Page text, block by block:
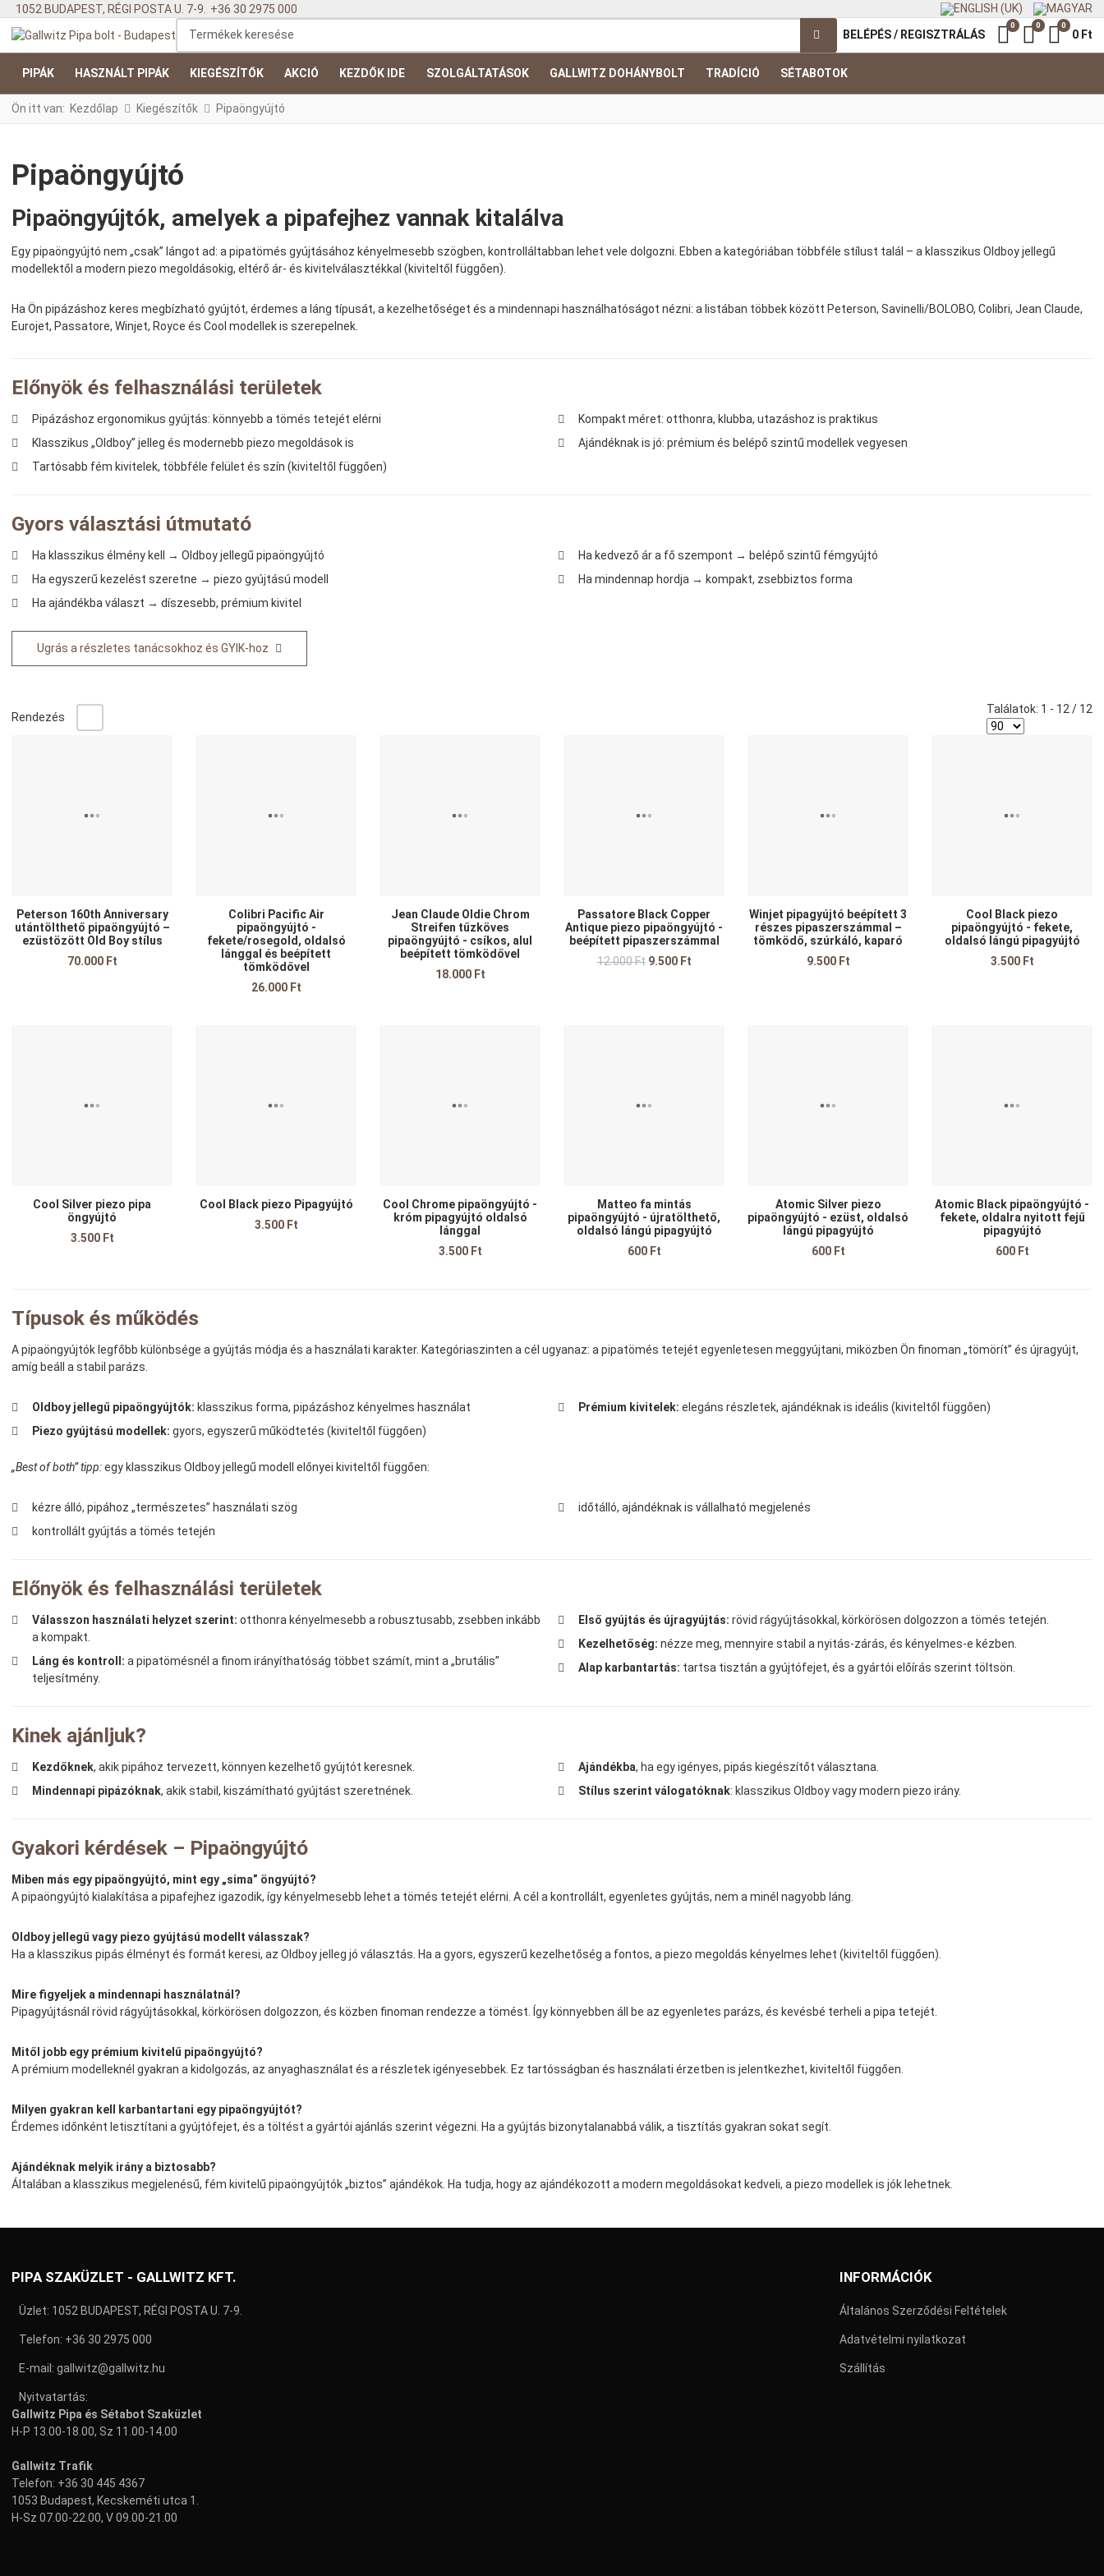
1052 BUDAPEST, RÉGI POSTA U. 7-9.
+36 30 2975 000
BELÉPÉS / REGISZTRÁLÁS Kedvenc
0 0 Kosár
0
0 Ft
PIPÁK HASZNÁLT PIPÁK KIEGÉSZÍTŐK AKCIÓ KEZDŐK IDE SZOLGÁLTATÁSOK GALLWITZ DOHÁNYBOLT TRADÍCIÓ SÉTABOTOK
Ön itt van: Kezdőlap Kiegészítők Pipaöngyújtó
Pipaöngyújtó
Pipaöngyújtók, amelyek a pipafejhez vannak kitalálva
Egy pipaöngyújtó nem „csak” lángot ad: a pipatömés gyújtásához kényelmesebb szögben, kontrolláltabban lehet vele dolgozni. Ebben a kategóriában többféle stílust talál – a klasszikus Oldboy jellegű
modellektől a modern piezo megoldásokig, eltérő ár- és kivitelválasztékkal (kiviteltől függően).
Ha Ön pipázáshoz keres megbízható gyújtót, érdemes a láng típusát, a kezelhetőséget és a mindennapi használhatóságot nézni: a listában többek között Peterson, Savinelli/BOLOBO, Colibri, Jean Claude,
Eurojet, Passatore, Winjet, Royce és Cool modellek is szerepelnek.
Előnyök és felhasználási területek
Pipázáshoz ergonomikus gyújtás: könnyebb a tömés tetejét elérni
Klasszikus „Oldboy” jelleg és modernebb piezo megoldások is
Tartósabb fém kivitelek, többféle felület és szín (kiviteltől függően)
Kompakt méret: otthonra, klubba, utazáshoz is praktikus
Ajándéknak is jó: prémium és belépő szintű modellek vegyesen
Gyors választási útmutató
Ha klasszikus élmény kell → Oldboy jellegű pipaöngyújtó
Ha egyszerű kezelést szeretne → piezo gyújtású modell
Ha ajándékba választ → díszesebb, prémium kivitel
Ha kedvező ár a fő szempont → belépő szintű fémgyújtó
Ha mindennap hordja → kompakt, zsebbiztos forma
Ugrás a részletes tanácsokhoz és GYIK-hoz
Rendezés
Találatok: 1 - 12 / 12
Peterson 160th Anniversary
utántölthető pipaöngyújtó –
ezüstözött Old Boy stílus
70.000 Ft
Colibri Pacific Air
pipaöngyújtó -
fekete/rosegold, oldalsó
lánggal és beépített
tömködővel
26.000 Ft
Jean Claude Oldie Chrom
Streifen tűzköves
pipaöngyújtó - csíkos, alul
beépített tömködővel
18.000 Ft
Passatore Black Copper
Antique piezo pipaöngyújtó -
beépített pipaszerszámmal
12.000 Ft 9.500 Ft
Winjet pipagyújtó beépített 3
részes pipaszerszámmal –
tömködő, szúrkáló, kaparó
9.500 Ft
Cool Black piezo
pipaöngyújtó - fekete,
oldalsó lángú pipagyújtó
3.500 Ft
Cool Silver piezo pipa
öngyújtó
3.500 Ft
Cool Black piezo Pipagyújtó
3.500 Ft
Cool Chrome pipaöngyújtó -
króm pipagyújtó oldalsó
lánggal
3.500 Ft
Matteo fa mintás
pipaöngyújtó - újratölthető,
oldalsó lángú pipagyújtó
600 Ft
Atomic Silver piezo
pipaöngyújtó - ezüst, oldalsó
lángú pipagyújtó
600 Ft
Atomic Black pipaöngyújtó -
fekete, oldalra nyitott fejű
pipagyújtó
600 Ft
Típusok és működés
A pipaöngyújtók legfőbb különbsége a gyújtás módja és a használati karakter. Kategóriaszinten a cél ugyanaz: a pipatömés tetejét egyenletesen meggyújtani, miközben Ön finoman „tömörít” és újragyújt,
amíg beáll a stabil parázs.
Oldboy jellegű pipaöngyújtók: klasszikus forma, pipázáshoz kényelmes használat
Piezo gyújtású modellek: gyors, egyszerű működtetés (kiviteltől függően)
Prémium kivitelek: elegáns részletek, ajándéknak is ideális (kiviteltől függően)
„Best of both” tipp:egy klasszikus Oldboy jellegű modell előnyei kiviteltől függően:
kézre álló, pipához „természetes” használati szög
kontrollált gyújtás a tömés tetején
időtálló, ajándéknak is vállalható megjelenés
Előnyök és felhasználási területek
Válasszon használati helyzet szerint: otthonra kényelmesebb a robusztusabb, zsebben inkább
a kompakt.
Láng és kontroll: a pipatömésnél a finom irányíthatóság többet számít, mint a „brutális”
teljesítmény.
Első gyújtás és újragyújtás: rövid rágyújtásokkal, körkörösen dolgozzon a tömés tetején.
Kezelhetőség: nézze meg, mennyire stabil a nyitás-zárás, és kényelmes-e kézben.
Alap karbantartás: tartsa tisztán a gyújtófejet, és a gyártói előírás szerint töltsön.
Kinek ajánljuk?
Kezdőknek, akik pipához tervezett, könnyen kezelhető gyújtót keresnek.
Mindennapi pipázóknak, akik stabil, kiszámítható gyújtást szeretnének.
Ajándékba, ha egy igényes, pipás kiegészítőt választana.
Stílus szerint válogatóknak: klasszikus Oldboy vagy modern piezo irány.
Gyakori kérdések – Pipaöngyújtó
Miben más egy pipaöngyújtó, mint egy „sima” öngyújtó?
A pipaöngyújtó kialakítása a pipafejhez igazodik, így kényelmesebb lehet a tömés tetejét elérni. A cél a kontrollált, egyenletes gyújtás, nem a minél nagyobb láng.
Oldboy jellegű vagy piezo gyújtású modellt válasszak?
Ha a klasszikus pipás élményt és formát keresi, az Oldboy jelleg jó választás. Ha a gyors, egyszerű kezelhetőség a fontos, a piezo megoldás kényelmes lehet (kiviteltől függően).
Mire figyeljek a mindennapi használatnál?
Pipagyújtásnál rövid rágyújtásokkal, körkörösen dolgozzon, és közben finoman rendezze a tömést. Így könnyebben áll be az egyenletes parázs, és kevésbé terheli a pipa tetejét.
Mitől jobb egy prémium kivitelű pipaöngyújtó?
A prémium modelleknél gyakran a kidolgozás, az anyaghasználat és a részletek igényesebbek. Ez tartósságban és használati érzetben is jelentkezhet, kiviteltől függően.
Milyen gyakran kell karbantartani egy pipaöngyújtót?
Érdemes időnként letisztítani a gyújtófejet, és a töltést a gyártói ajánlás szerint végezni. Ha a gyújtás bizonytalanabbá válik, a tisztítás gyakran sokat segít.
Ajándéknak melyik irány a biztosabb?
Általában a klasszikus megjelenésű, fém kivitelű pipaöngyújtók „biztos” ajándékok. Ha tudja, hogy az ajándékozott a modern megoldásokat kedveli, a piezo modellek is jók lehetnek.
PIPA SZAKÜZLET - GALLWITZ KFT.
Üzlet: 1052 BUDAPEST, RÉGI POSTA U. 7-9.
Telefon: +36 30 2975 000
E-mail: gallwitz@gallwitz.hu
Nyitvatartás:
Gallwitz Pipa és Sétabot Szaküzlet
H-P 13.00-18.00, Sz 11.00-14.00
Gallwitz Trafik
Telefon: +36 30 445 4367
1053 Budapest, Kecskeméti utca 1.
H-Sz 07.00-22.00, V 09.00-21.00
INFORMÁCIÓK
Általános Szerződési Feltételek
Adatvételmi nyilatkozat
Szállítás